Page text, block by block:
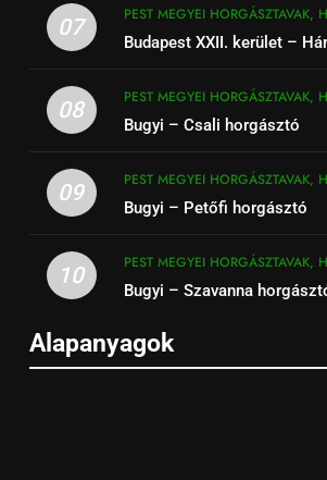
07
PEST MEGYEI HORGÁSZTAVAK,
Budapest XXII. kerület –
08
PEST MEGYEI HORGÁSZTAVAK,
Bugyi – Csali horgásztó
09
PEST MEGYEI HORGÁSZTAVAK,
Bugyi – Petőfi horgásztó
10
PEST MEGYEI HORGÁSZTAVAK,
Bugyi – Szavanna
Alapanyagok